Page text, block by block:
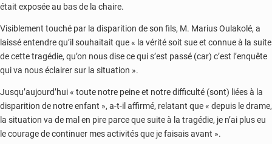
était exposée au bas de la chaire.
Visiblement touché par la disparition de son fils, M. Marius Oulakolé, a
laissé entendre qu’il souhaitait que « la vérité soit sue et connue à la suite
de cette tragédie, qu’on nous dise ce qui s’est passé (car) c’est l’enquête
qui va nous éclairer sur la situation ».
Jusqu’aujourd’hui « toute notre peine et notre difficulté (sont) liées à la
disparition de notre enfant », a-t-il affirmé, relatant que « depuis le drame,
la situation va de mal en pire parce que suite à la tragédie, je n’ai plus eu
le courage de continuer mes activités que je faisais avant ».